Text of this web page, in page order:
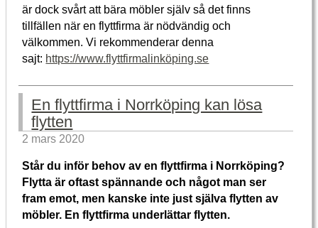
är dock svårt att bära möbler själv så det finns
tillfällen när en flyttfirma är nödvändig och
välkommen. Vi rekommenderar denna
sajt: https://www.flyttfirmalinköping.se
En flyttfirma i Norrköping kan lösa
flytten
2 mars 2020
Står du inför behov av en flyttfirma i Norrköping?
Flytta är oftast spännande och något man ser
fram emot, men kanske inte just själva flytten av
möbler. En flyttfirma underlättar flytten.